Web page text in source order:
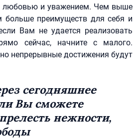
любовью и уважением. Чем выше
больше преимуществ для себя и
Вам не удается реализовать
сейчас, начните с малого.
непрерывные достижения будут
сегодняшнее
Вы сможете
нежности,